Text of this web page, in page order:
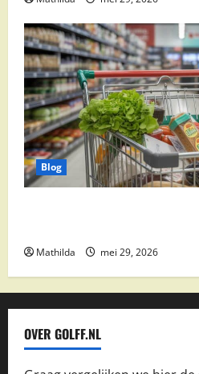
Blog
Mathilda mei 29, 2026
OVER GOLFF.NL